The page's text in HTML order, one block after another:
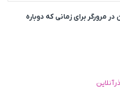
مرورگر برای زمانی که دوباره